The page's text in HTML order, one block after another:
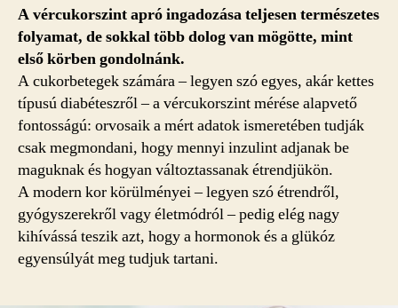
adatai
mögött?
bejegyzéshez
A vércukorszint apró ingadozása teljesen természetes
folyamat, de sokkal több dolog van mögötte, mint
első körben gondolnánk.
A cukorbetegek számára – legyen szó egyes, akár kettes
típusú diabéteszről – a vércukorszint mérése alapvető
fontosságú: orvosaik a mért adatok ismeretében tudják
csak megmondani, hogy mennyi inzulint adjanak be
maguknak és hogyan változtassanak étrendjükön.
A modern kor körülményei – legyen szó étrendről,
gyógyszerekről vagy életmódról – pedig elég nagy
kihívássá teszik azt, hogy a hormonok és a glükóz
egyensúlyát meg tudjuk tartani.